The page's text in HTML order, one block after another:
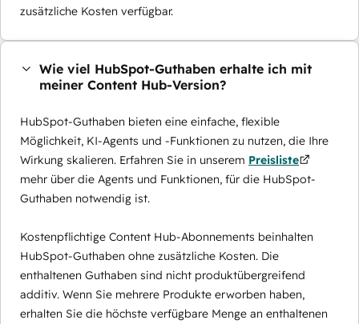
zusätzliche Kosten verfügbar.
Wie viel HubSpot-Guthaben erhalte ich mit
meiner Content Hub-Version?
HubSpot-Guthaben bieten eine einfache, flexible
Möglichkeit, KI-Agents und -Funktionen zu nutzen, die Ihre
Wirkung skalieren. Erfahren Sie in unserem Preisliste
mehr über die Agents und Funktionen, für die HubSpot-
Guthaben notwendig ist.
Kostenpflichtige Content Hub-Abonnements beinhalten
HubSpot-Guthaben ohne zusätzliche Kosten. Die
enthaltenen Guthaben sind nicht produktübergreifend
additiv. Wenn Sie mehrere Produkte erworben haben,
erhalten Sie die höchste verfügbare Menge an enthaltenen